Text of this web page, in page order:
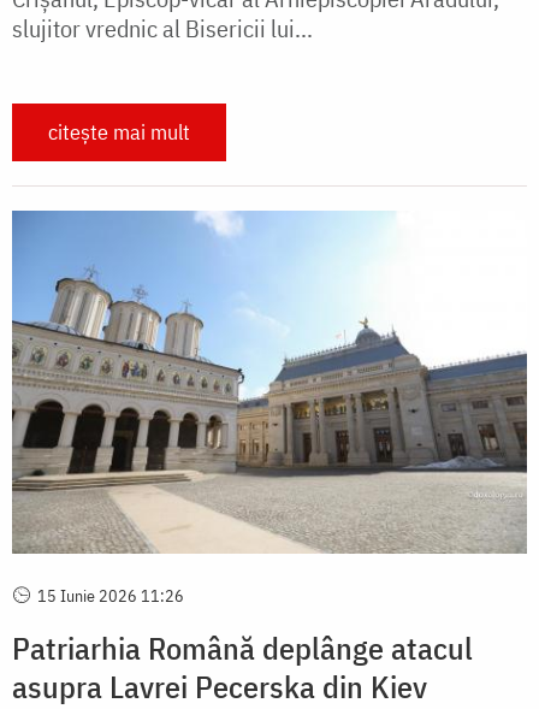
slujitor vrednic al Bisericii lui...
citește mai mult
15 Iunie 2026 11:26
Patriarhia Română deplânge atacul
asupra Lavrei Pecerska din Kiev